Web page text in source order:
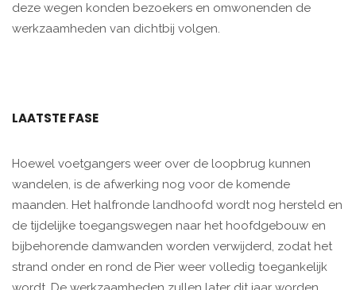
deze wegen konden bezoekers en omwonenden de
werkzaamheden van dichtbij volgen.
LAATSTE FASE
Hoewel voetgangers weer over de loopbrug kunnen
wandelen, is de afwerking nog voor de komende
maanden. Het halfronde landhoofd wordt nog hersteld en
de tijdelijke toegangswegen naar het hoofdgebouw en
bijbehorende damwanden worden verwijderd, zodat het
strand onder en rond de Pier weer volledig toegankelijk